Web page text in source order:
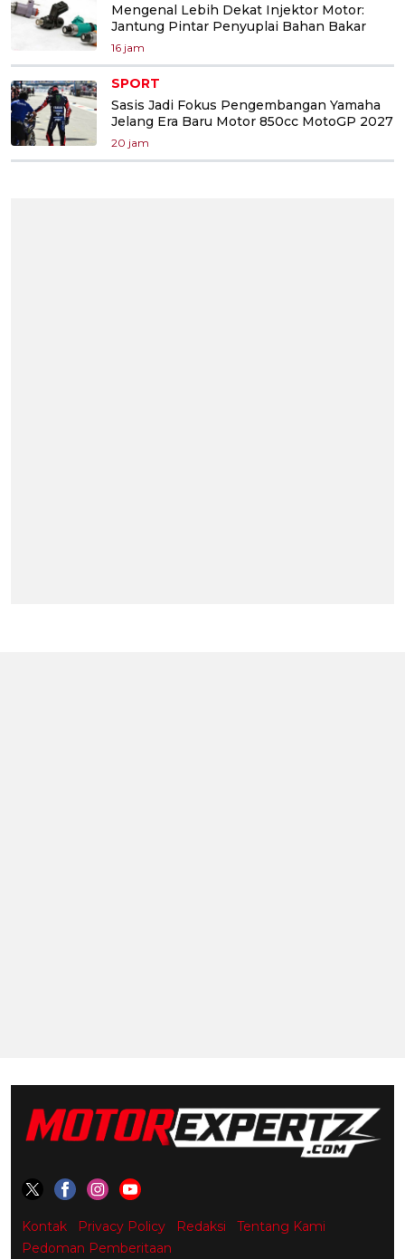
Mengenal Lebih Dekat Injektor Motor:
Jantung Pintar Penyuplai Bahan Bakar
16 jam
SPORT
Sasis Jadi Fokus Pengembangan Yamaha
Jelang Era Baru Motor 850cc MotoGP 2027
20 jam
Kontak Privacy Policy Redaksi
Tentang Kami
Pedoman Pemberitaan